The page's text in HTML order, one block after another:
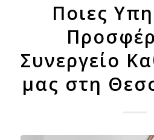
Ποιες
Συνεργείο
μας στη